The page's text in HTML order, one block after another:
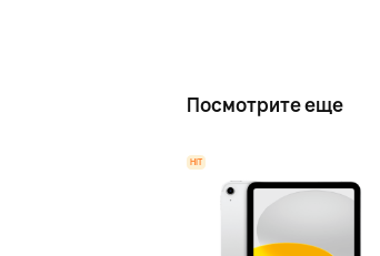
Посмотрите еще
HIT